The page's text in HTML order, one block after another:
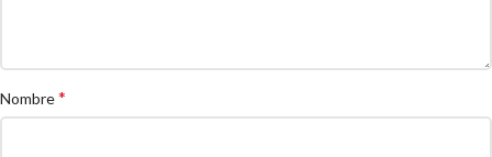
Nombre*